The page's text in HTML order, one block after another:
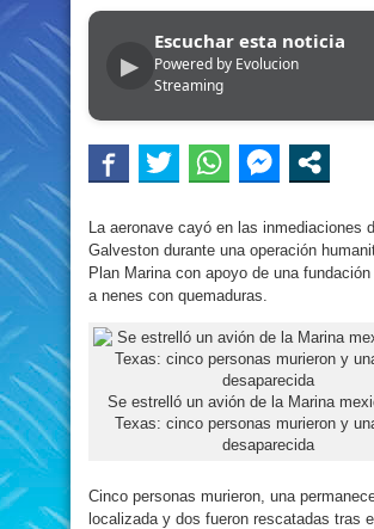
▶
Escuchar esta noticia
Powered by Evolucion
Streaming
La aeronave cayó en las inmediaciones
Galveston durante una operación
Plan Marina con apoyo de una
a nenes con quemaduras.
Se estrelló un avión de la Marina
Texas: cinco personas murieron y
desaparecida
Cinco personas murieron, una
localizada y dos fueron rescatadas tras el